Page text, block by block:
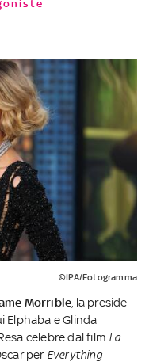
©IPA/Fotogramma
Morrible , la preside
Elphaba e Glinda
celebre dal film La
per Everything